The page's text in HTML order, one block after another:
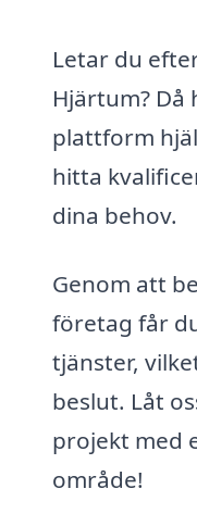
Letar du
Hjärtum?
plattform
hitta
dina behov.
Genom att
företag får
tjänster,
beslut. Låt
projekt med
område!